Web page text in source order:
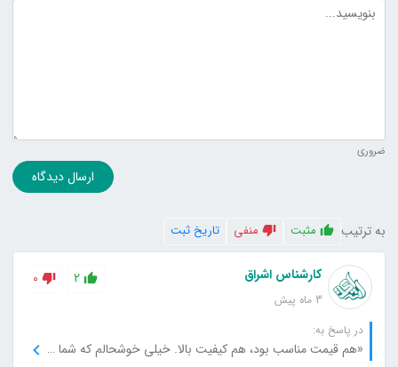
متن دیدگاه
ضروری
ارسال دیدگاه
به ترتیب مثبت منفی تاریخ ثبت
کارشناس اشراق
3 ماه پیش
2
0
در پاسخ به:
«هم قیمت مناسب بود، هم کیفیت بالا. خیلی خوشحالم که شما رو انتخاب کردم.»